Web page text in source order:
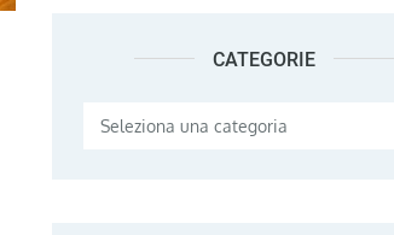
CATEGORIE
Categorie